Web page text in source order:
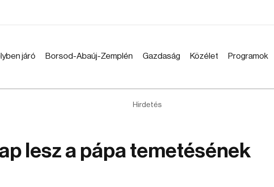
járó Borsod-Abaúj-Zemplén Gazdaság Közélet Programok
Hirdetés
lesz a pápa temetésének